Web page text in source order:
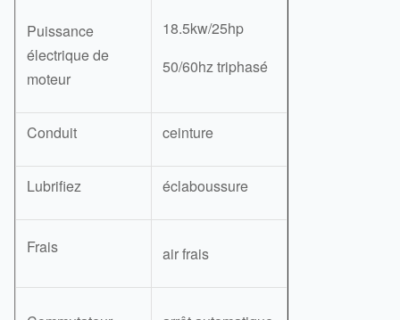
Puissance
électrique de
moteur
18.5kw/25hp
50/60hz triphasé
Conduit ceinture
Lubrifiez éclaboussure
Frais air frais